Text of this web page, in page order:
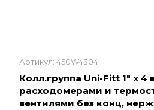
Артикул: 450W4304
Колл.группа Uni-Fitt 1" х 4
расходомерами и
вентилями без конц,